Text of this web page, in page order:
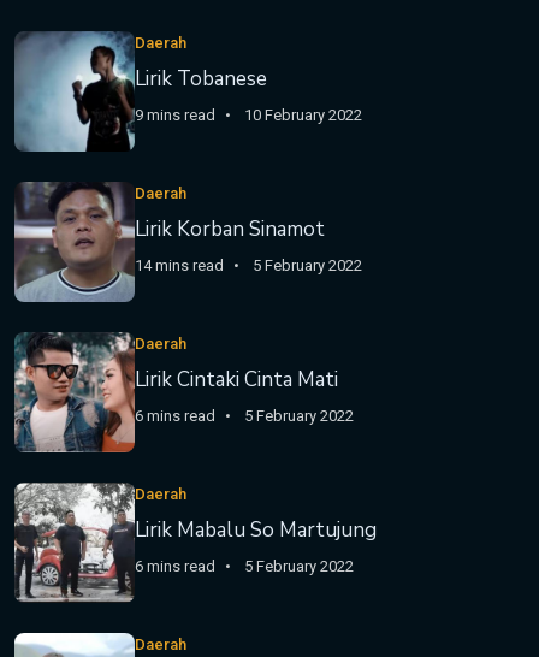
Daerah
Lirik Tobanese
9 mins read 10 February 2022
Daerah
Lirik Korban Sinamot
14 mins read 5 February 2022
Daerah
Lirik Cintaki Cinta Mati
6 mins read 5 February 2022
Daerah
Lirik Mabalu So Martujung
6 mins read 5 February 2022
Daerah